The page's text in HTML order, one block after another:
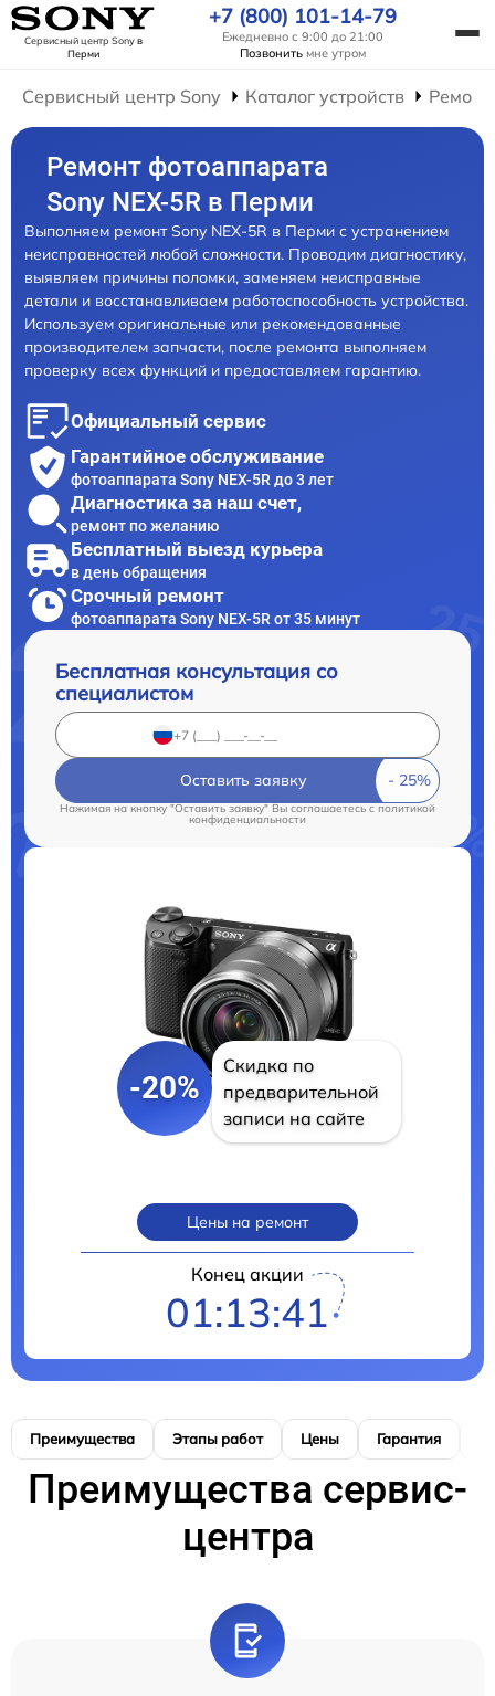
Сервисный центр Sonyв
Перми
+7 (800) 101-14-79
Ежедневно с 9:00 до 21:00
Позвонить мне утром
Сервисный центр Sony Каталог устройств
Ремонт фотоаппарата
Sony NEX-5R в Перми
Выполняем ремонт Sony NEX-5R в Перми с устранением
неисправностей любой сложности. Проводим диагностику,
выявляем причины поломки, заменяем неисправные
детали и восстанавливаем работоспособность устройства.
Используем оригинальные или рекомендованные
производителем запчасти, после ремонта выполняем
проверку всех функций и предоставляем гарантию.
Официальный сервис
Гарантийное обслуживание
фотоаппарата Sony NEX-5R до 3 лет
Диагностика за наш счет,
ремонт по желанию
Бесплатный выезд курьера
в день обращения
Срочный ремонт
фотоаппарата Sony NEX-5R от 35 минут
Бесплатная консультация со
специалистом
Оставить заявку
Нажимая на кнопку "Оставить заявку" Вы соглашаетесь cполитикой
конфиденциальности
-20%
Скидка по
предварительной
записи на сайте
Цены на ремонт
Конец акции
01:13:40
Преимущества Этапы работ Цены Гарантия
Преимущества сервис-
центра